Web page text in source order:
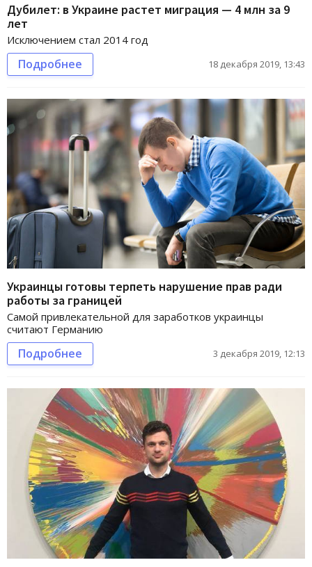
Дубилет: в Украине растет миграция — 4 млн за 9
лет
Исключением стал 2014 год
Подробнее 18 декабря 2019, 13:43
Украинцы готовы терпеть нарушение прав ради
работы за границей
Самой привлекательной для заработков украинцы
считают Германию
Подробнее 3 декабря 2019, 12:13